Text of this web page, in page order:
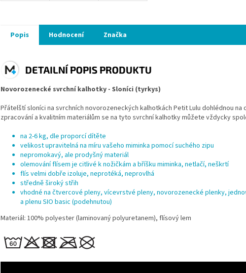
Popis Hodnocení Značka
DETAILNÍ POPIS PRODUKTU
Novorozenecké svrchní kalhotky - Sloníci (tyrkys)
Přátelští sloníci na svrchních novorozeneckých kalhotkách Petit Lulu dohlédnou
zpracování a kvalitním materiálům se na tyto svrchní kalhotky můžete vždycky
na 2-6 kg, dle proporcí dítěte
velikost upravitelná na míru vašeho miminka pomocí suchého zipu
nepromokavý, ale prodyšný materiál
olemování flísem je citlivé k nožičkám a bříšku miminka, netlačí, neškrtí
flís velmi dobře izoluje, neprotéká, neprovlhá
středně široký střih
vhodné na čtvercové pleny, vícevrstvé pleny, novorozenecké plenky,
a plenu SIO basic (podehnutou)
Materiál: 100% polyester (laminovaný polyuretanem), flísový lem